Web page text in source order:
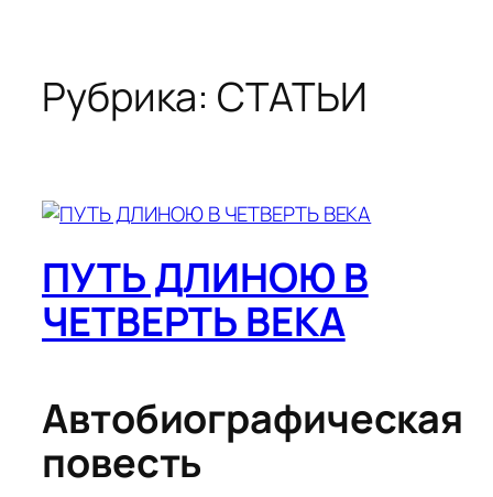
Рубрика: СТАТЬИ
ПУТЬ ДЛИНОЮ В
ЧЕТВЕРТЬ ВЕКА
Автобиографическая
повесть